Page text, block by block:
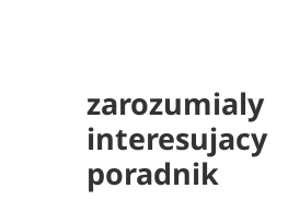
zarozumialy
interesujacy
poradnik